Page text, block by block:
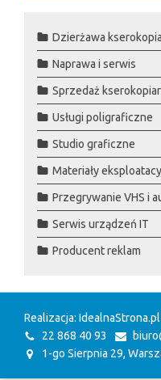
Dzierżawa
Naprawa i serwis
Sprzedaż
Usługi poligraficzne
Studio graficzne
Materiały
Przegrywanie VHS i
Serwis urządzeń IT
Producent reklam
Realizacja: IdealnaStrona.pl
22 868 40 93
1-go Sierpnia 29,